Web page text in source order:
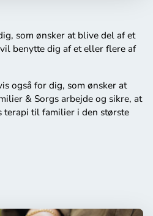
som ønsker at blive del af et
benytte dig af et eller flere af
også for dig, som ønsker at
& Sorgs arbejde og sikre, at
til familier i den største